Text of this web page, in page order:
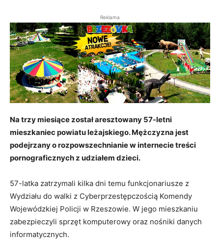
Reklama
Na trzy miesiące został aresztowany 57-letni
mieszkaniec powiatu leżajskiego. Mężczyzna jest
podejrzany o rozpowszechnianie w internecie treści
pornograficznych z udziałem dzieci.
57-latka zatrzymali kilka dni temu funkcjonariusze z
Wydziału do walki z Cyberprzestępczością Komendy
Wojewódzkiej Policji w Rzeszowie. W jego mieszkaniu
zabezpieczyli sprzęt komputerowy oraz nośniki danych
informatycznych.